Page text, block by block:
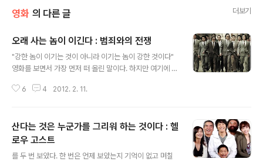
영화 의 다른 글 더보기
오래 사는 놈이 이긴다 : 범죄와의 전쟁
"강한 놈이 이기는 것이 아니라 이기는 놈이 강한 것이다"
영화를 보면서 가장 먼저 떠 올린 말이다. 하지만 여기에 하
것은 상대보다 오래 살아남는 것이다. 즉 오래 살아남는 놈
니고 민간인도 아닌 이를 말한다. 최익현은 자신이 건달 최
형배(하정우)와 같다고 생각한다. 하지만 야쿠자에게 선물
받은 총알없는 빈총처럼 그는 늘 건달이 아닌 주변을 맴도
6 4 2012. 2. 11.
산다는 것은 누군가를 그리워 하는 것이다 : 헬
로우 고스트
를 두 번 보았다. 한 번은 언제 보았는지 기억이 없고 며칠